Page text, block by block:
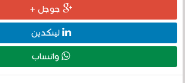
جوجل +
لينكدين
واتساب